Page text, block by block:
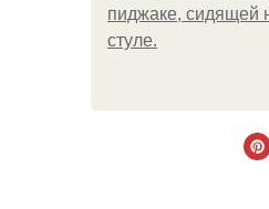
пиджаке, сидящей
стуле.